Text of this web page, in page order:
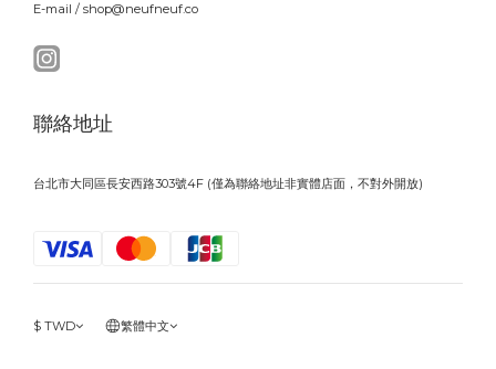
E-mail / shop@neufneuf.co
聯絡地址
台北市大同區長安西路303號4F (僅為聯絡地址非實體店面，不對外開放)
$ TWD 繁體中文